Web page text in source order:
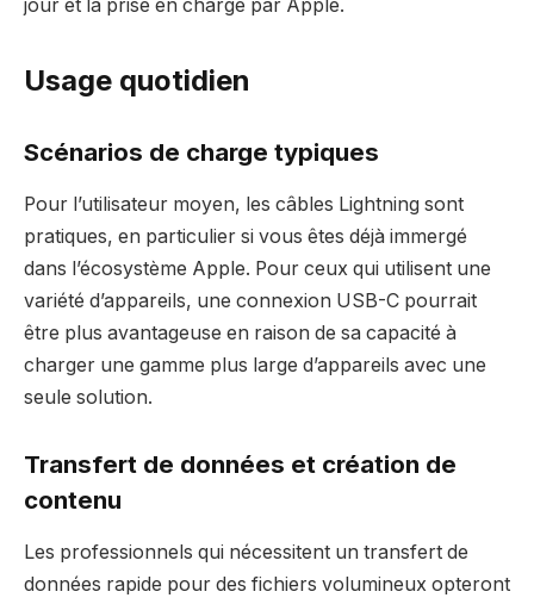
jour et la prise en charge par Apple.
Usage quotidien
Scénarios de charge typiques
Pour l’utilisateur moyen, les câbles Lightning sont
pratiques, en particulier si vous êtes déjà immergé
dans l’écosystème Apple. Pour ceux qui utilisent une
variété d’appareils, une connexion USB-C pourrait
être plus avantageuse en raison de sa capacité à
charger une gamme plus large d’appareils avec une
seule solution.
Transfert de données et création de
contenu
Les professionnels qui nécessitent un transfert de
données rapide pour des fichiers volumineux opteront